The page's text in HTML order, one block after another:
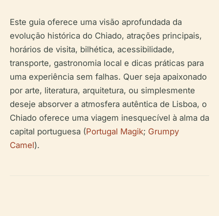
Este guia oferece uma visão aprofundada da
evolução histórica do Chiado, atrações principais,
horários de visita, bilhética, acessibilidade,
transporte, gastronomia local e dicas práticas para
uma experiência sem falhas. Quer seja apaixonado
por arte, literatura, arquitetura, ou simplesmente
deseje absorver a atmosfera autêntica de Lisboa, o
Chiado oferece uma viagem inesquecível à alma da
capital portuguesa (Portugal Magik; Grumpy
Camel).